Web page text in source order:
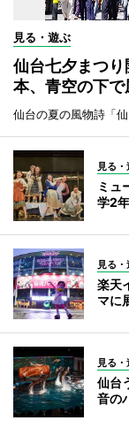
見る・遊ぶ
仙台七夕まつ
本、青空の下で
仙台の夏の風物詩「
見る
ミュ
学2
見る
楽天
マに
見る
仙台
音の